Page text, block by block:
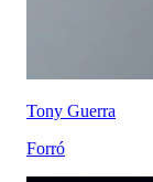
Tony Guerra
Forró